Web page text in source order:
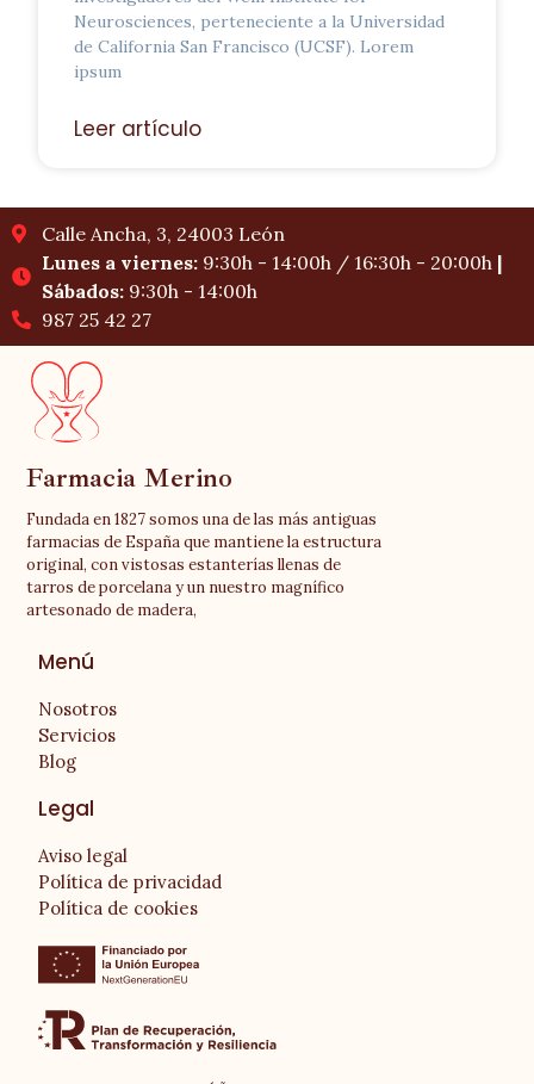
Neurosciences, perteneciente a la Universidad
de California San Francisco (UCSF). Lorem
ipsum
Leer artículo
Calle Ancha, 3, 24003 León
Lunes a viernes: 9:30h - 14:00h / 16:30h - 20:00h |
Sábados: 9:30h - 14:00h
987 25 42 27
Farmacia Merino
Fundada en 1827 somos una de las más antiguas
farmacias de España que mantiene la estructura
original, con vistosas estanterías llenas de
tarros de porcelana y un nuestro magnífico
artesonado de madera,
Menú
Nosotros
Servicios
Blog
Legal
Aviso legal
Política de privacidad
Política de cookies